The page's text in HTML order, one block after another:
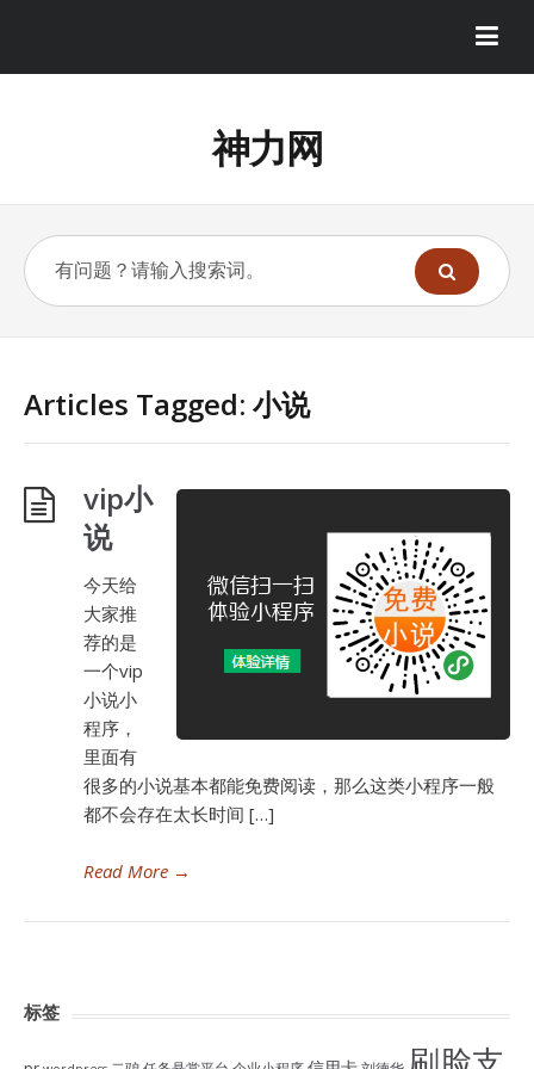
神力网
Articles Tagged: 小说
vip小
说
今天给
大家推
荐的是
一个vip
小说小
程序，
里面有
很多的小说基本都能免费阅读，那么这类小程序一般
都不会存在太长时间 […]
Read More →
标签